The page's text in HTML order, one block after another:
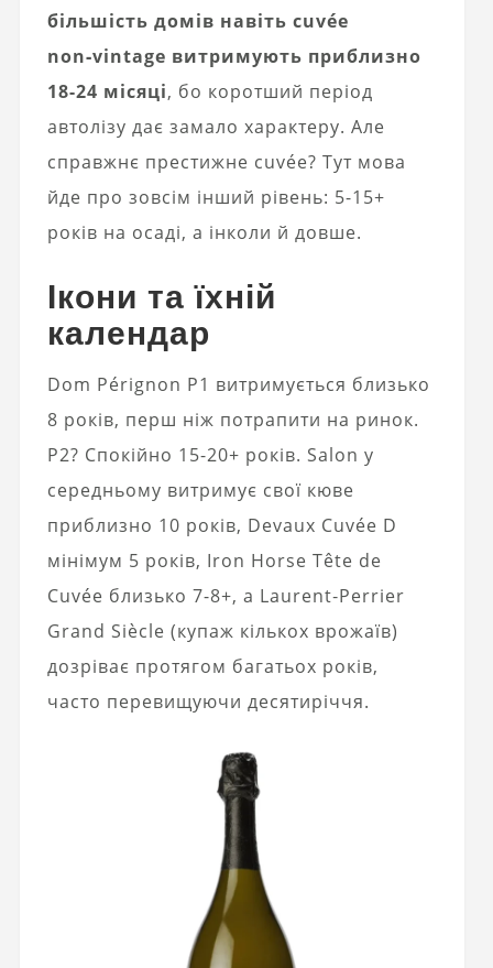
більшість домів навіть cuvée
non‑vintage витримують приблизно
18-24 місяці, бо коротший період
автолізу дає замало характеру. Але
справжнє престижне cuvée? Тут мова
йде про зовсім інший рівень: 5-15+
років на осаді, а інколи й довше.
Ікони та їхній
календар
Dom Pérignon P1 витримується близько
8 років, перш ніж потрапити на ринок.
P2? Спокійно 15-20+ років. Salon у
середньому витримує свої кюве
приблизно 10 років, Devaux Cuvée D
мінімум 5 років, Iron Horse Tête de
Cuvée близько 7-8+, а Laurent‑Perrier
Grand Siècle (купаж кількох врожаїв)
дозріває протягом багатьох років,
часто перевищуючи десятиріччя.